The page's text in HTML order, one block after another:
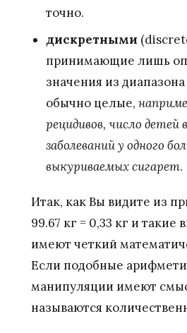
точно.
дискретными
принимающие лишь
значения из
обычно целые,
рецидивов, число детей
заболеваний у одного
выкуриваемых сигарет.
Итак, как Вы видите из
99.67 кг = 0,33 кг и такие
имеют четкий
Если подобные
манипуляции имеют
называются